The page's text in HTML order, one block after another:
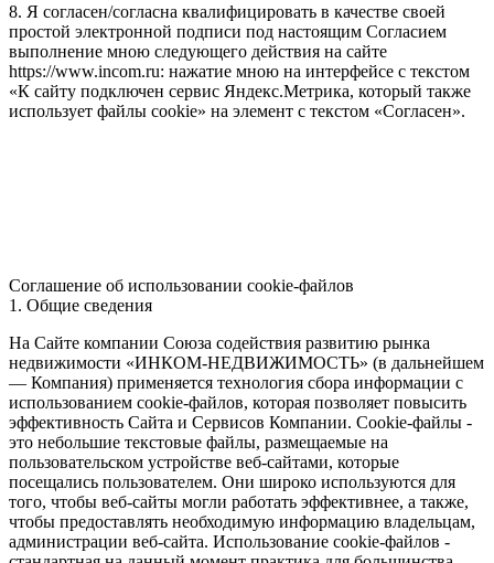
8. Я согласен/согласна квалифицировать в качестве своей
простой электронной подписи под настоящим Согласием
выполнение мною следующего действия на сайте
https://www.incom.ru: нажатие мною на интерфейсе с текстом
«К сайту подключен сервис Яндекс.Метрика, который также
использует файлы cookie» на элемент с текстом «Согласен».
Соглашение об использовании cookie-файлов
1. Общие сведения
На Сайте компании Союза содействия развитию рынка
недвижимости «ИНКОМ-НЕДВИЖИМОСТЬ» (в дальнейшем
— Компания) применяется технология сбора информации с
использованием cookie-файлов, которая позволяет повысить
эффективность Сайта и Сервисов Компании. Сookie-файлы -
это небольшие текстовые файлы, размещаемые на
пользовательском устройстве веб-сайтами, которые
посещались пользователем. Они широко используются для
того, чтобы веб-сайты могли работать эффективнее, а также,
чтобы предоставлять необходимую информацию владельцам,
администрации веб-сайта. Использование cookie-файлов -